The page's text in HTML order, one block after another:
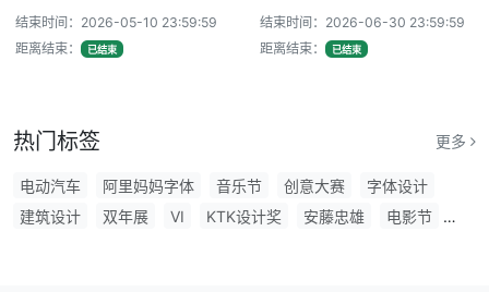
结束时间：2026-05-10 23:59:59
距离结束：
已结束
结束时间：2026-06-30 23:59:59
距离结束：
已结束
热门标签 更多
电动汽车 阿里妈妈字体 音乐节 创意大赛
字体设计
建筑设计
双年展 VI KTK设计奖 安藤忠雄
电影节